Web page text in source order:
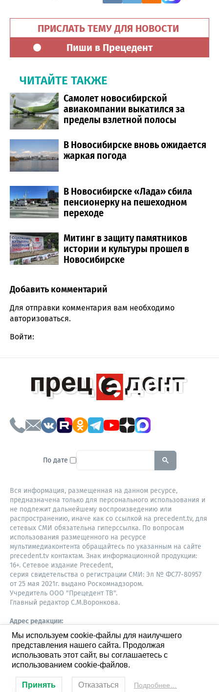
ПРИСЛАТЬ ТЕМУ ДЛЯ НОВОСТИ
Пиши в Прецедент
ЧИТАЙТЕ ТАКЖЕ
Самолет новосибирской
авиакомпании выкатился за
пределы взлетной полосы
В Новосибирске вновь ожидается
жаркая погода
В Новосибирске «Лада» сбила
пенсионерку на пешеходном
переходе
Митинг в защиту памятников
истории и культуры прошел в
Новосибирске
Comment section
Добавить комментарий
Для отправки комментария вам необходимо
авторизоваться.
Войти:
По дате To search this site, enter a
Вся информация, размещенная на данном ресурсе,
предназначена только для персонального использования и
не подлежит дальнейшему воспроизведению или
распространению, иначе как со ссылкой на precedent.tv, для
сетевых СМИ обязательна гиперссылка. По вопросам
использования размещенного на ресурсе
мультимедиаконтента обращайтесь по указанным на сайте
precedent.tv контактам. Знак информационной продукции:
16+. Сетевое издание Precedent,
серия свидетельства о регистрации СМИ: Эл № ФС77-80957
от 25 мая 2021г. выдано Роскомнадзором.
Учредитель ООО "Прецедент ТВ".
Главный редактор С.М.Воронкова.
Адрес редакции:
630087,
Новосибирск
8-960-779-12-96,
S.Voronkova@precedent.tv
Мы используем cookie-файлы для наилучшего
представления нашего сайта. Продолжая
использовать этот сайт, вы соглашаетесь с
использованием cookie-файлов.
Принять Отказаться Подробнее…